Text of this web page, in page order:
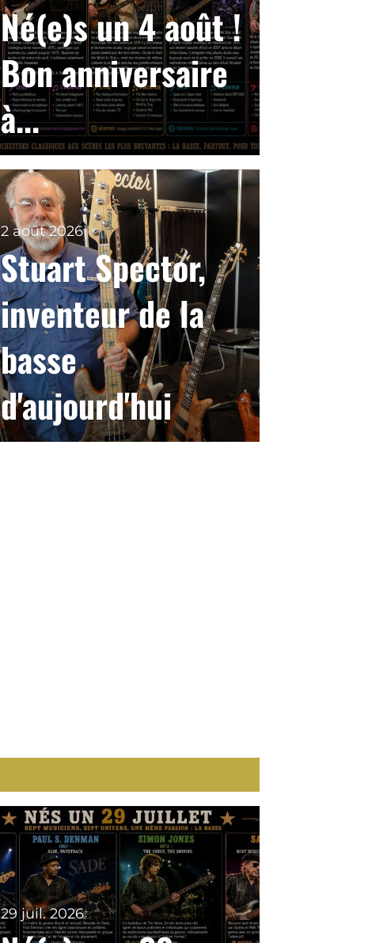
Né(e)s un 4 août !
Bon anniversaire
à...
Stuart Spector,
inventeur de la
basse
d'aujourd'hui
2 août 2026
29 juil. 2026